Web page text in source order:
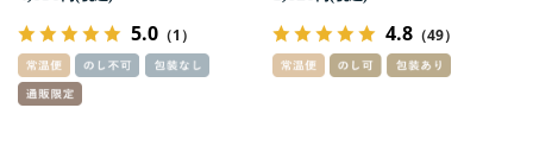
5.0 （1） 4.8 （49）